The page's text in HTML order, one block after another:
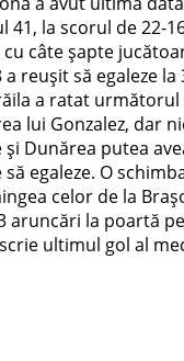
la scorul de 22-
câte șapte
reușit să egaleze la
a ratat următorul
lui Gonzalez, dar
Dunărea putea
egaleze. O
celor de la
aruncări la poartă
ultimul gol al